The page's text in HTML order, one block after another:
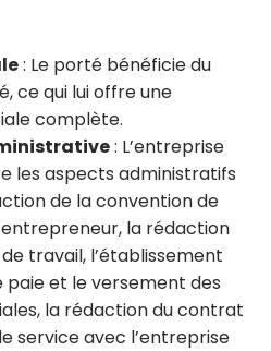
: Le porté bénéficie du
ce qui lui offre une
complète.
: L’entreprise
les aspects administratifs
de la convention de
la rédaction
travail, l’établissement
paie et le versement des
la rédaction du contrat
service avec l’entreprise